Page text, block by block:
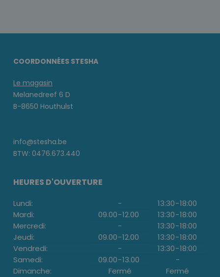
COORDONNÉES STESHA
Le magasin
Melanedreef 6 D
B-8650 Houthulst
info@stesha.be
BTW: 0476.673.440
HEURES D'OUVERTURE
Lundi: - 13:30-18:00
Mardi:
09.00-12.00 13:30-18:00
Mercredi:
- 13:30-18:00
Jeudi:
09.00-12.00 13:30-18:00
Vendredi:
- 13:30-18:00
Samedi:
09.00-13.00
-
Dimanche:
Fermé Fermé